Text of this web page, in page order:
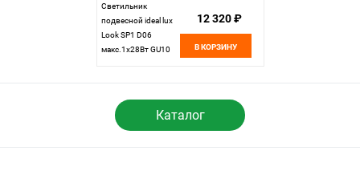
Светильник
подвесной ideal lux
Look SP1 D06
макс.1x28Вт GU10
12 320 ₽
В КОРЗИНУ
Каталог